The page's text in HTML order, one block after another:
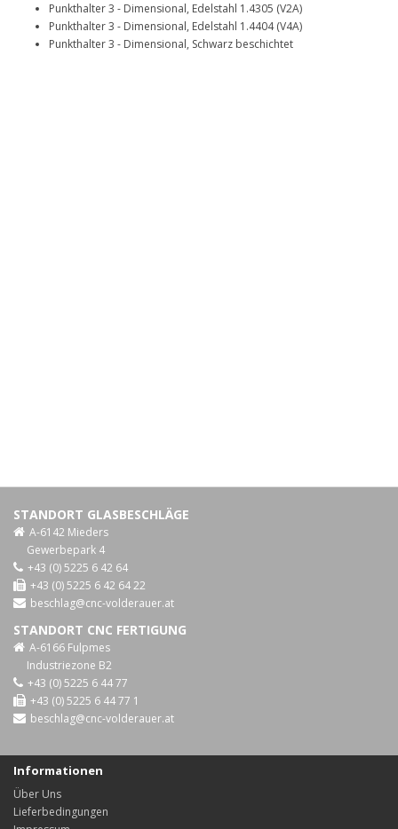
Punkthalter 3 - Dimensional, Edelstahl 1.4305 (V2A)
Punkthalter 3 - Dimensional, Edelstahl 1.4404 (V4A)
Punkthalter 3 - Dimensional, Schwarz beschichtet
STANDORT GLASBESCHLÄGE
A-6142 Mieders
Gewerbepark 4
+43 (0) 5225 6 42 64
+43 (0) 5225 6 42 64 22
beschlag@cnc-volderauer.at
STANDORT CNC FERTIGUNG
A-6166 Fulpmes
Industriezone B2
+43 (0) 5225 6 44 77
+43 (0) 5225 6 44 77 1
beschlag@cnc-volderauer.at
Informationen
Über Uns
Lieferbedingungen